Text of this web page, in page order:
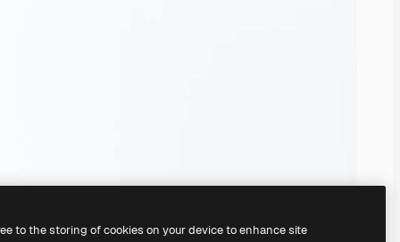
to the storing of cookies on your device to enhance site